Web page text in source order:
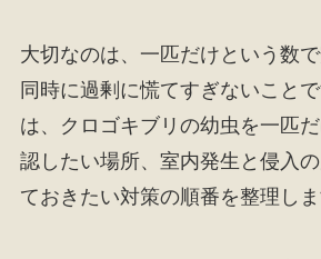
大切なのは、一匹だけという数で
同時に過剰に慌てすぎないこと
は、クロゴキブリの幼虫を一匹
認したい場所、室内発生と侵入
ておきたい対策の順番を整理しま